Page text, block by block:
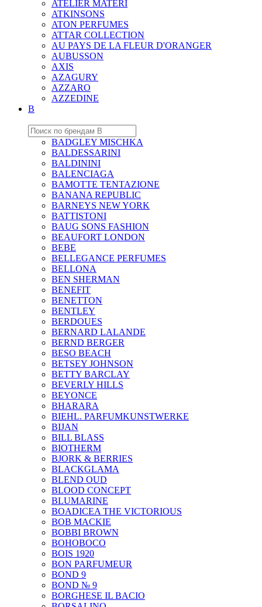
ATELIER MATERI
ATKINSONS
ATON PERFUMES
ATTAR COLLECTION
AU PAYS DE LA FLEUR D'ORANGER
AUBUSSON
AXIS
AZAGURY
AZZARO
AZZEDINE
B
BADGLEY MISCHKA
BALDESSARINI
BALDININI
BALENCIAGA
BAMOTTE TENTAZIONE
BANANA REPUBLIC
BARNEYS NEW YORK
BATTISTONI
BAUG SONS FASHION
BEAUFORT LONDON
BEBE
BELLEGANCE PERFUMES
BELLONA
BEN SHERMAN
BENEFIT
BENETTON
BENTLEY
BERDOUES
BERNARD LALANDE
BERND BERGER
BESO BEACH
BETSEY JOHNSON
BETTY BARCLAY
BEVERLY HILLS
BEYONCE
BHARARA
BIEHL. PARFUMKUNSTWERKE
BIJAN
BILL BLASS
BIOTHERM
BJORK & BERRIES
BLACKGLAMA
BLEND OUD
BLOOD CONCEPT
BLUMARINE
BOADICEA THE VICTORIOUS
BOB MACKIE
BOBBI BROWN
BOHOBOCO
BOIS 1920
BON PARFUMEUR
BOND 9
BOND № 9
BORGHESE IL BACIO